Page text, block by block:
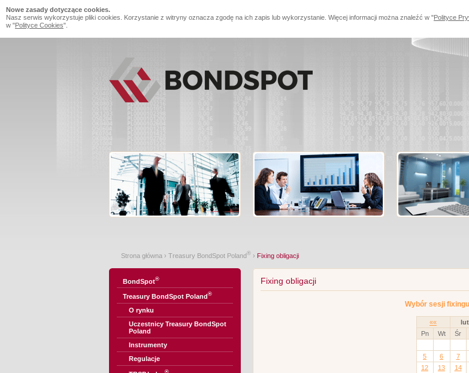
Nowe zasady dotyczące cookies.
Nasz serwis wykorzystuje pliki cookies. Korzystanie z witryny oznacza zgodę na ich zapis lub wykorzystanie. Więcej informacji można znaleźć w "Polityce
w "Polityce Cookies".
Strona główna › Treasury BondSpot Poland® › Fixing obligacji
BondSpot®
Treasury BondSpot Poland®
O rynku
Uczestnicy Treasury BondSpot
Poland
Instrumenty
Regulacje
®
Fixing obligacji
Wybór sesji
««
Pn
Wt Śr
5
6 7
12
13 14